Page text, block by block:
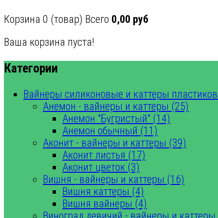
Корзина 0 (товар) Всего 0,00 руб
Ваша корзина пуста!
Категории
Вайнеры силиконовые и каттеры
Анемон - вайнеры и каттеры (25)
Анемон "Бугристый" (14)
Анемон обычный (11)
Аконит - вайнеры и каттеры (39)
Аконит листья (17)
Аконит цветок (3)
Вишня - вайнеры и каттеры (16)
Вишня каттеры (4)
Вишня вайнеры (4)